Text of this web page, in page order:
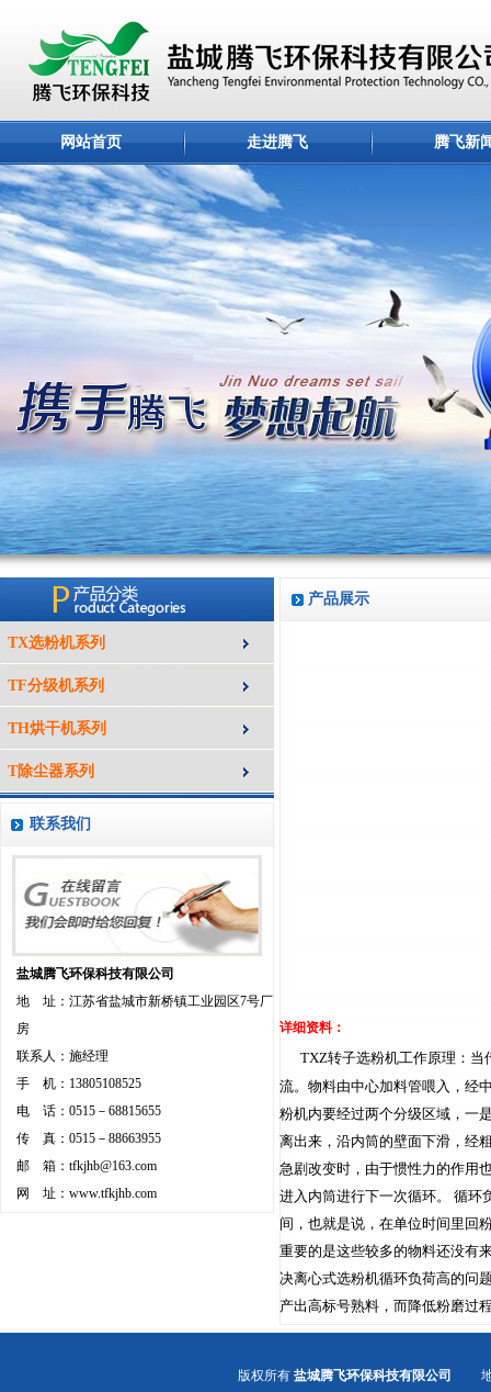
网站首页 走进腾飞 腾飞新
TX选粉机系列
TF分级机系列
TH烘干机系列
T除尘器系列
联系我们
盐城腾飞环保科技有限公司
地 址：江苏省盐城市新桥镇工业园区7号厂
房
联系人：施经理
手 机：13805108525
电 话：0515－68815655
传 真：0515－88663955
邮 箱： tfkjhb@163.com
网 址： www.tfkjhb.com
产品展示
详细资料：
TXZ转子选粉机工作原理：当
流。物料由中心加料管喂入，经
粉机内要经过两个分级区域，一
离出来，沿内筒的壁面下滑，经
急剧改变时，由于惯性力的作用
进入内筒进行下一次循环。 循环
间，也就是说，在单位时间里回
重要的是这些较多的物料还没有
决离心式选粉机循环负荷高的问
产出高标号熟料，而降低粉磨过
版权所有 盐城腾飞环保科技有限公司
地址